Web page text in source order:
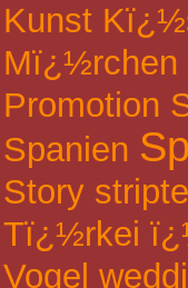
Kunst
Mï¿½rchen
Promotion
Spanien
Story
Tï¿½rkei
Vogel